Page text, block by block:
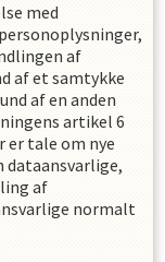
med
af
af et samtykke
af en anden
artikel 6
tale om nye
dataansvarlige,
af
normalt